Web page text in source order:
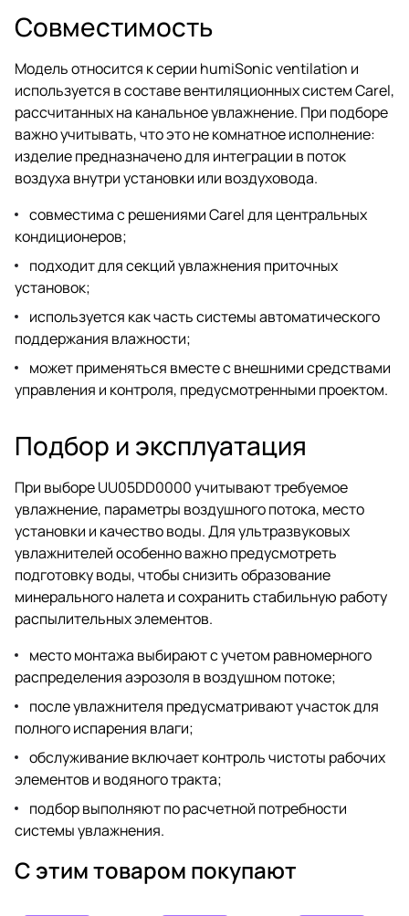
Совместимость
Модель относится к серии humiSonic ventilation и
используется в составе вентиляционных систем Carel,
рассчитанных на канальное увлажнение. При подборе
важно учитывать, что это не комнатное исполнение:
изделие предназначено для интеграции в поток
воздуха внутри установки или воздуховода.
совместима с решениями Carel для центральных
кондиционеров;
подходит для секций увлажнения приточных
установок;
используется как часть системы автоматического
поддержания влажности;
может применяться вместе с внешними средствами
управления и контроля, предусмотренными проектом.
Подбор и эксплуатация
При выборе UU05DD0000 учитывают требуемое
увлажнение, параметры воздушного потока, место
установки и качество воды. Для ультразвуковых
увлажнителей особенно важно предусмотреть
подготовку воды, чтобы снизить образование
минерального налета и сохранить стабильную работу
распылительных элементов.
место монтажа выбирают с учетом равномерного
распределения аэрозоля в воздушном потоке;
после увлажнителя предусматривают участок для
полного испарения влаги;
обслуживание включает контроль чистоты рабочих
элементов и водяного тракта;
подбор выполняют по расчетной потребности
системы увлажнения.
С этим товаром покупают